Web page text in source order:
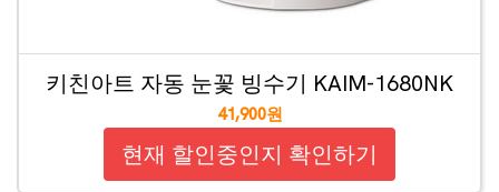
키친아트 자동 눈꽃 빙수기 KAIM-1680NK
41,900원
현재 할인중인지 확인하기